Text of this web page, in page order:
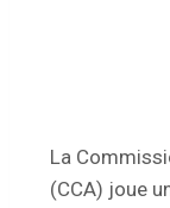
La
(CCA) joue